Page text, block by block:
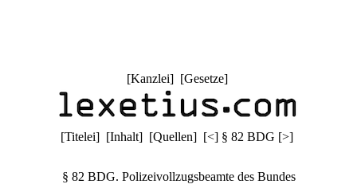
[Kanzlei] [Gesetze]
[Titelei] [Inhalt] [Quellen] [<] § 82 BDG [>]
§ 82 BDG. Polizeivollzugsbeamte des Bundes